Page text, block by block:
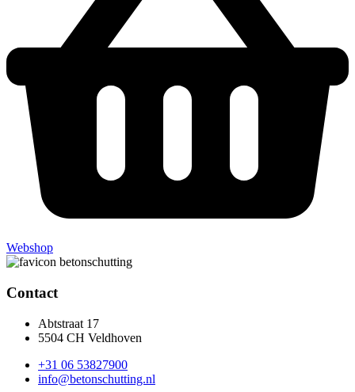
Webshop
Contact
Abtstraat 17
5504 CH Veldhoven
+31 06 53827900
info@betonschutting.nl